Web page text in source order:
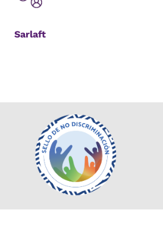
Sarlaft